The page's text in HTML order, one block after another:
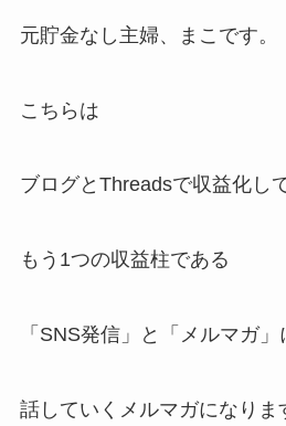
元貯金なし主婦、まこです。
こちらは
ブログとThreadsで収益化し
もう1つの収益柱である
「SNS発信」と「メルマガ」
話していくメルマガになりま